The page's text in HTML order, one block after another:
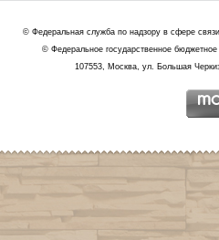
© Федеральная служба по надзору в сфере
© Федеральное государственное
107553, Москва, ул. Большая